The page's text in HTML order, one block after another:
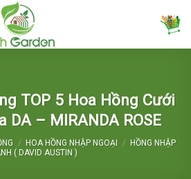
TOP 5 Hoa Hồng Cưới
DA – MIRANDA ROSE
/ HOA HỒNG NHẬP NGOẠI / HỒNG NHẬP
( DAVID AUSTIN )